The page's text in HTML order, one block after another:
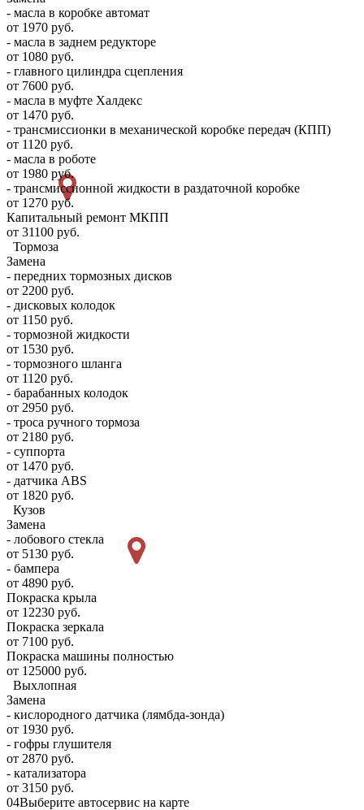
- масла в коробке автомат
от 1970 руб.
- масла в заднем редукторе
от 1080 руб.
- главного цилиндра сцепления
от 7600 руб.
- масла в муфте Халдекс
от 1470 руб.
- трансмиссионки в механической коробке передач (КПП)
от 1120 руб.
- масла в роботе
от 1980 руб.
- трансмиссионной жидкости в раздаточной коробке
от 1270 руб.
Капитальный ремонт МКПП
от 31100 руб.
Тормоза
Замена
- передних тормозных дисков
от 2200 руб.
- дисковых колодок
от 1150 руб.
- тормозной жидкости
от 1530 руб.
- тормозного шланга
от 1120 руб.
- барабанных колодок
от 2950 руб.
- троса ручного тормоза
от 2180 руб.
- суппорта
от 1470 руб.
- датчика ABS
от 1820 руб.
Кузов
Замена
- лобового стекла
от 5130 руб.
- бампера
от 4890 руб.
Покраска крыла
от 12230 руб.
Покраска зеркала
от 7100 руб.
Покраска машины полностью
от 125000 руб.
Выхлопная
Замена
- кислородного датчика (лямбда-зонда)
от 1930 руб.
- гофры глушителя
от 2870 руб.
- катализатора
от 3150 руб.
04Выберите автосервис на карте